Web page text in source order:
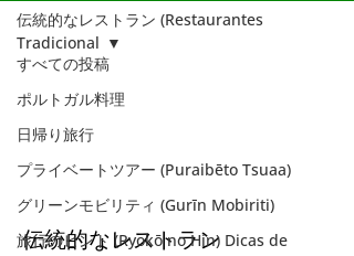
すべての投稿
ポルトガル料理
日帰り旅行
プライベートツアー (Puraibēto Tsuaa)
グリーンモビリティ (Gurīn Mobiriti)
旅行のヒント (Ryokō no Hin) Dicas de
伝統的なレストラン (Restaurantes
Tradicional
伝統的なレストラ
ン (Restaurantes
Tradicional
伝統的なレストラン